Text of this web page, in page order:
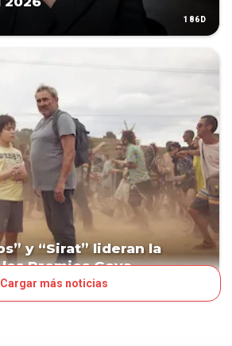
186D
y “Sirat” lideran la
Premios Goya
Cargar más noticias